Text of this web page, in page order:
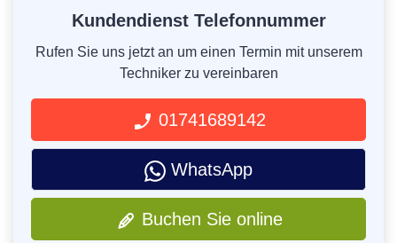
Kundendienst Telefonnummer
Rufen Sie uns jetzt an um einen Termin mit unserem
Techniker zu vereinbaren
01741689142
WhatsApp
Buchen Sie online